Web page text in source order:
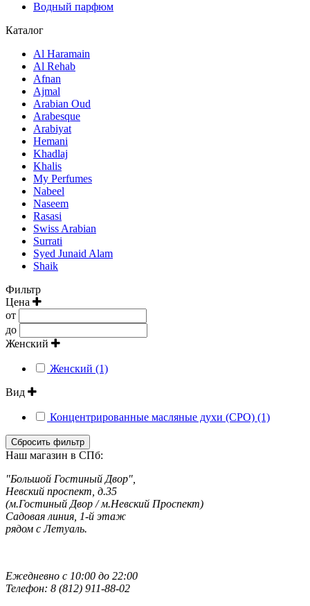
Водный парфюм
Каталог
Al Haramain
Al Rehab
Afnan
Ajmal
Arabian Oud
Arabesque
Arabiyat
Hemani
Khadlaj
Khalis
My Perfumes
Nabeel
Naseem
Rasasi
Swiss Arabian
Surrati
Syed Junaid Alam
Shaik
Фильтр
Цена
от
до
Женский
Женский (1)
Вид
Концентрированные масляные духи (CPO) (1)
Сбросить фильтр
Наш магазин в СПб:
"Большой Гостиный Двор",
Невский проспект, д.35
(м.Гостиный Двор / м.Невский Проспект)
Садовая линия, 1-й этаж
рядом с Летуаль.
Ежедневно с 10:00 до 22:00
Телефон: 8 (812) 911-88-02